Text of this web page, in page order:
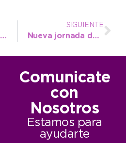
Más instituciones educativas reciben las charlas que brinda el Observatorio Vial
SIGUIENTE
Nueva jornada de plantación en el Parque Miguel Lillo
Comunicate
con
Nosotros
Estamos para
ayudarte